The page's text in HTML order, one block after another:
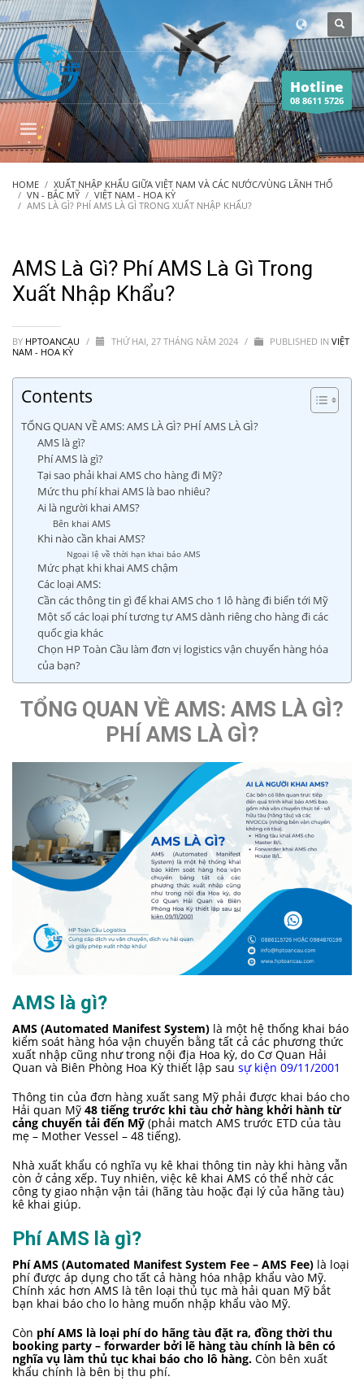
Hotline
08 8611 5726
HOME
XUẤT NHẬP KHẨU GIỮA VIỆT NAM VÀ CÁC NƯỚC/VÙNG LÃNH THỔ
VN - BẮC MỸ
VIỆT NAM - HOA KỲ
AMS LÀ GÌ? PHÍ AMS LÀ GÌ TRONG XUẤT NHẬP KHẨU?
AMS Là Gì? Phí AMS Là Gì Trong
Xuất Nhập Khẩu?
BY HPTOANCAU / THỨ HAI, 27 THÁNG NĂM 2024 / PUBLISHED IN VIỆT
NAM - HOA KỲ
Contents
TỔNG QUAN VỀ AMS: AMS LÀ GÌ? PHÍ AMS LÀ GÌ?
AMS là gì?
Phí AMS là gì?
Tại sao phải khai AMS cho hàng đi Mỹ?
Mức thu phí khai AMS là bao nhiêu?
Ai là người khai AMS?
Bên khai AMS
Khi nào cần khai AMS?
Ngoại lệ về thời hạn khai báo AMS
Mức phạt khi khai AMS chậm
Các loại AMS:
Cần các thông tin gì để khai AMS cho 1 lô hàng đi biển tới Mỹ
Một số các loại phí tương tự AMS dành riêng cho hàng đi các
quốc gia khác
Chọn HP Toàn Cầu làm đơn vị logistics vận chuyển hàng hóa
của bạn?
TỔNG QUAN VỀ AMS: AMS LÀ GÌ?
PHÍ AMS LÀ GÌ?
AMS là gì?
AMS (Automated Manifest System) là một hệ thống khai báo
kiểm soát hàng hóa vận chuyển bằng tất cả các phương thức
xuất nhập cũng như trong nội địa Hoa kỳ, do Cơ Quan Hải
Quan và Biên Phòng Hoa Kỳ thiết lập sau sự kiện 09/11/2001
Thông tin của đơn hàng xuất sang Mỹ phải được khai báo cho
Hải quan Mỹ 48 tiếng trước khi tàu chở hàng khởi hành từ
cảng chuyển tải đến Mỹ (phải match AMS trước ETD của tàu
mẹ – Mother Vessel – 48 tiếng).
Nhà xuất khẩu có nghĩa vụ kê khai thông tin này khi hàng vẫn
còn ở cảng xếp. Tuy nhiên, việc kê khai AMS có thể nhờ các
công ty giao nhận vận tải (hãng tàu hoặc đại lý của hãng tàu)
kê khai giúp.
Phí AMS là gì?
Phí AMS (Automated Manifest System Fee – AMS Fee) là loại
phí được áp dụng cho tất cả hàng hóa nhập khẩu vào Mỹ.
Chính xác hơn AMS là tên loại thủ tục mà hải quan Mỹ bắt
bạn khai báo cho lo hàng muốn nhập khẩu vào Mỹ.
Còn phí AMS là loại phí do hãng tàu đặt ra, đồng thời thu
booking party – forwarder bởi lẽ hàng tàu chính là bên có
nghĩa vụ làm thủ tục khai báo cho lô hàng. Còn bên xuất
khẩu chính là bên bị thu phí.